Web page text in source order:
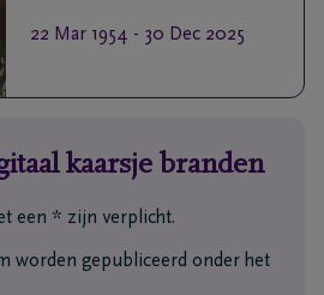
22 Mar 1954 - 30 Dec 2025
kaarsje branden
een * zijn verplicht.
worden gepubliceerd onder het